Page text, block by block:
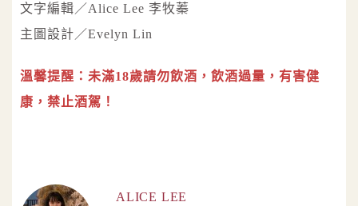
文字編輯／Alice Lee 李牧蓁
主圖設計／Evelyn Lin
溫馨提醒：未滿18歲請勿飲酒，飲酒過量，有害健
康，禁止酒駕！
ALICE LEE